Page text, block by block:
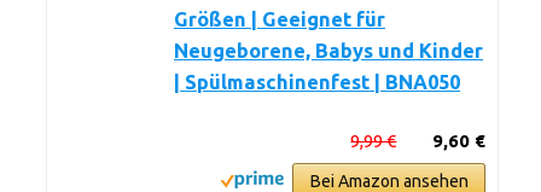
Größen | Geeignet für
Neugeborene, Babys und Kinder
| Spülmaschinenfest | BNA050
9,60 €
9,99 €
Bei Amazon ansehen